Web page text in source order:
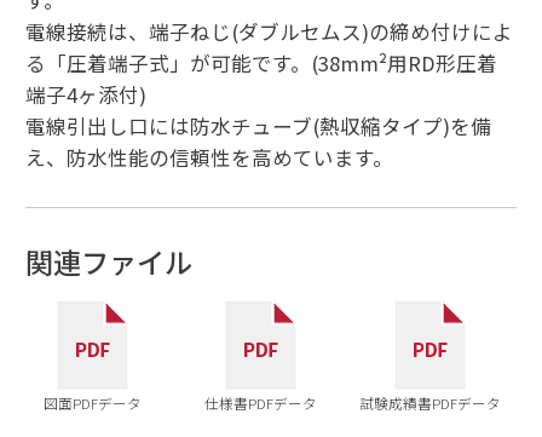
電線接続は、端子ねじ(ダブルセムス)の締め付けによ
る「圧着端子式」が可能です。(38mm²用RD形圧着
端子4ヶ添付)
電線引出し口には防水チューブ(熱収縮タイプ)を備
え、防水性能の信頼性を高めています。
関連ファイル
図面PDFデータ 仕様書PDFデータ 試験成績書PDFデータ